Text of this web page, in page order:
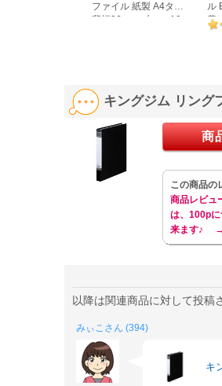
ファイル 紙製 A4タテ
背幅36mm ブルー 10
ル
黄
キングジム リング
商
この商品の
商品レビュ
は、100p
来ます♪
以降は関連商品に対して投稿
みぃこさん (394)
キ